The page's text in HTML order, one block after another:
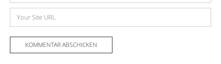
Adresse
Website